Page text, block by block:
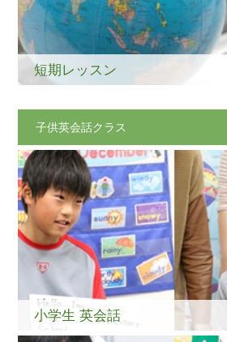
短期レッスン
子供英会話クラス
小学生 英会話